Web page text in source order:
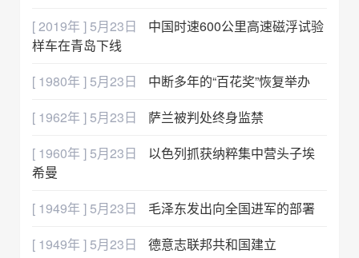
[ 2019年 ] 5月23日
中国时速600公里高速磁浮试验
样车在青岛下线
[ 1980年 ] 5月23日
中断多年的“百花奖”恢复举办
[ 1962年 ] 5月23日
萨兰被判处终身监禁
[ 1960年 ] 5月23日
以色列抓获纳粹集中营头子埃
希曼
[ 1949年 ] 5月23日
毛泽东发出向全国进军的部署
[ 1949年 ] 5月23日
德意志联邦共和国建立